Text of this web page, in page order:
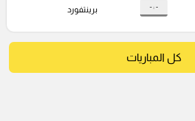
- : - برينتفورد
كل المباريات